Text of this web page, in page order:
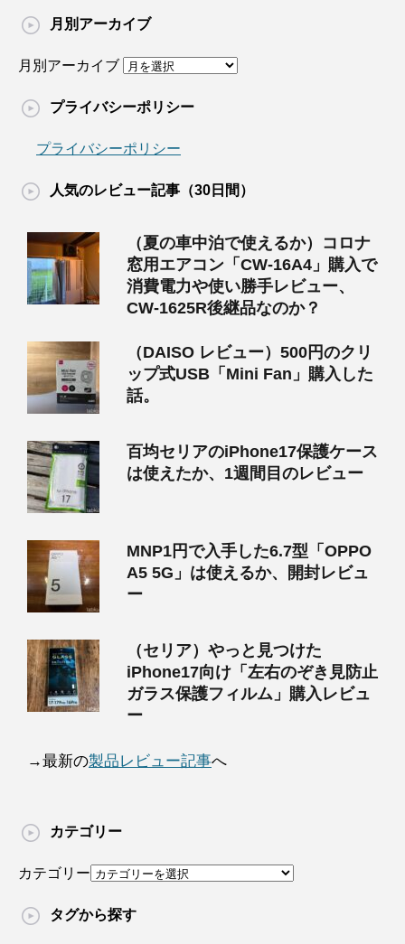
月別アーカイブ
月別アーカイブ
プライバシーポリシー
プライバシーポリシー
人気のレビュー記事（30日間）
（夏の車中泊で使えるか）コロナ
窓用エアコン「CW-16A4」購入で
消費電力や使い勝手レビュー、
CW-1625R後継品なのか？
（DAISO レビュー）500円のクリ
ップ式USB「Mini Fan」購入した
話。
百均セリアのiPhone17保護ケース
は使えたか、1週間目のレビュー
MNP1円で入手した6.7型「OPPO
A5 5G」は使えるか、開封レビュ
ー
（セリア）やっと見つけた
iPhone17向け「左右のぞき見防止
ガラス保護フィルム」購入レビュ
ー
→最新の製品レビュー記事へ
カテゴリー
カテゴリー
タグから探す